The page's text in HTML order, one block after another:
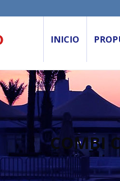
INICIO
COMBI